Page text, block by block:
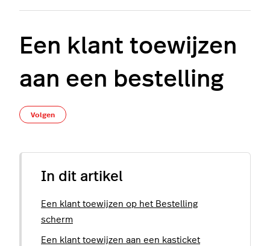
Een klant toewijzen
aan een bestelling
Volgen
In dit artikel
Een klant toewijzen op het Bestelling
scherm
Een klant toewijzen aan een kasticket